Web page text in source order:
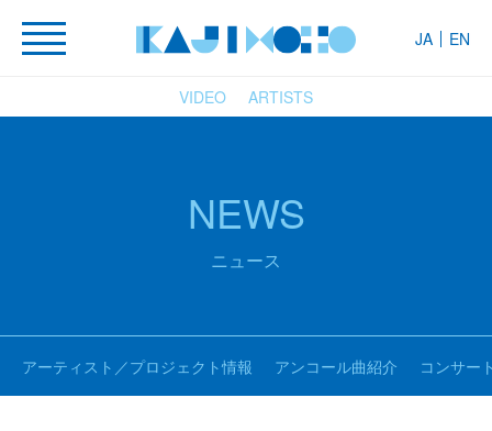
JA EN
VIDEO ARTISTS
NEWS
ニュース
アーティスト／プロジェクト情報 アンコール曲紹介 コンサー